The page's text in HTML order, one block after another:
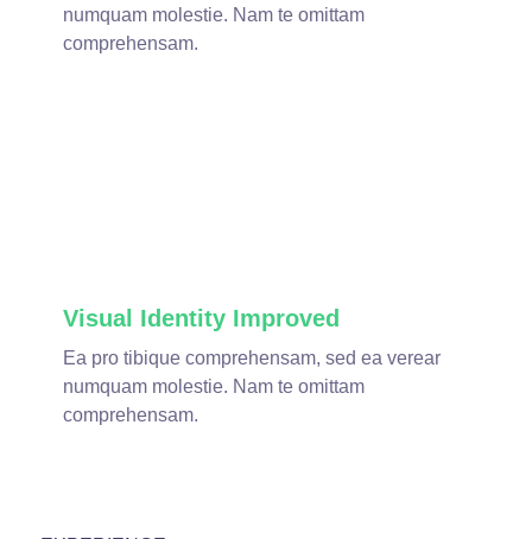
numquam molestie. Nam te omittam
comprehensam.
Visual Identity Improved
Ea pro tibique comprehensam, sed ea verear
numquam molestie. Nam te omittam
comprehensam.